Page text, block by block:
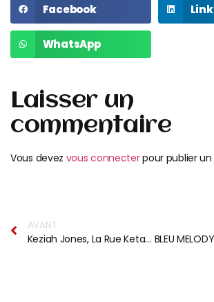
Facebook
WhatsApp
Laisser un
commentaire
Vous devez vous connecterpour publier
AVANT
Keziah Jones, La Rue Ketanou, Danakil, AYO au festival No Logo BZH